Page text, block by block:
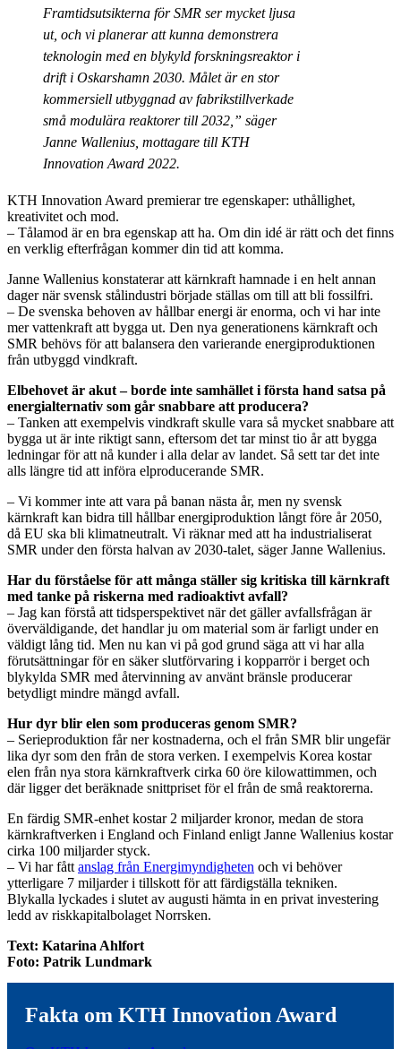
Framtidsutsikterna för SMR ser mycket ljusa
ut, och vi planerar att kunna demonstrera
teknologin med en blykyld forskningsreaktor i
drift i Oskarshamn 2030. Målet är en stor
kommersiell utbyggnad av fabrikstillverkade
små modulära reaktorer till 2032,” säger
Janne Wallenius, mottagare till KTH
Innovation Award 2022.
KTH Innovation Award premierar tre egenskaper: uthållighet,
kreativitet och mod.
– Tålamod är en bra egenskap att ha. Om din idé är rätt och det finns
en verklig efterfrågan kommer din tid att komma.
Janne Wallenius konstaterar att kärnkraft hamnade i en helt annan
dager när svensk stålindustri började ställas om till att bli fossilfri.
– De svenska behoven av hållbar energi är enorma, och vi har inte
mer vattenkraft att bygga ut. Den nya generationens kärnkraft och
SMR behövs för att balansera den varierande energiproduktionen
från utbyggd vindkraft.
Elbehovet är akut – borde inte samhället i första hand satsa på
energialternativ som går snabbare att producera?
– Tanken att exempelvis vindkraft skulle vara så mycket snabbare att
bygga ut är inte riktigt sann, eftersom det tar minst tio år att bygga
ledningar för att nå kunder i alla delar av landet. Så sett tar det inte
alls längre tid att införa elproducerande SMR.
– Vi kommer inte att vara på banan nästa år, men ny svensk
kärnkraft kan bidra till hållbar energiproduktion långt före år 2050,
då EU ska bli klimatneutralt. Vi räknar med att ha industrialiserat
SMR under den första halvan av 2030-talet, säger Janne Wallenius.
Har du förståelse för att många ställer sig kritiska till kärnkraft
med tanke på riskerna med radioaktivt avfall?
– Jag kan förstå att tidsperspektivet när det gäller avfallsfrågan är
överväldigande, det handlar ju om material som är farligt under en
väldigt lång tid. Men nu kan vi på god grund säga att vi har alla
förutsättningar för en säker slutförvaring i kopparrör i berget och
blykylda SMR med återvinning av använt bränsle producerar
betydligt mindre mängd avfall.
Hur dyr blir elen som produceras genom SMR?
– Serieproduktion får ner kostnaderna, och el från SMR blir ungefär
lika dyr som den från de stora verken. I exempelvis Korea kostar
elen från nya stora kärnkraftverk cirka 60 öre kilowattimmen, och
där ligger det beräknade snittpriset för el från de små reaktorerna.
En färdig SMR-enhet kostar 2 miljarder kronor, medan de stora
kärnkraftverken i England och Finland enligt Janne Wallenius kostar
cirka 100 miljarder styck.
– Vi har fått anslag från Energimyndigheten och vi behöver
ytterligare 7 miljarder i tillskott för att färdigställa tekniken.
Blykalla lyckades i slutet av augusti hämta in en privat investering
ledd av riskkapitalbolaget Norrsken.
Text: Katarina Ahlfort
Foto: Patrik Lundmark
Fakta om KTH Innovation Award